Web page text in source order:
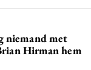
niemand met
Hirman hem